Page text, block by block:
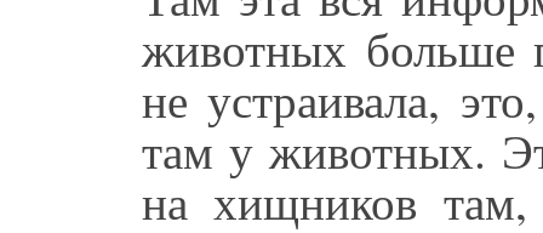
животных больше
не устраивала,
там у животных.
на хищников